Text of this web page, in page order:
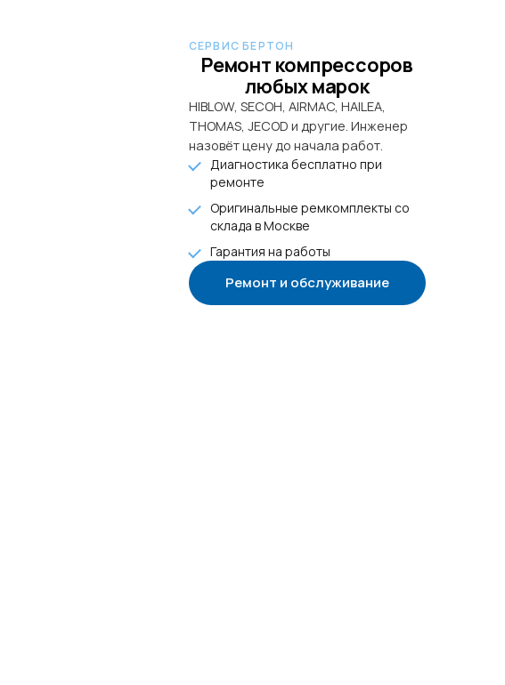
СЕРВИС БЕРТОН
Ремонт компрессоров
любых марок
HIBLOW, SECOH, AIRMAC, HAILEA,
THOMAS, JECOD и другие. Инженер
назовёт цену до начала работ.
Диагностика бесплатно при
ремонте
Оригинальные ремкомплекты со
склада в Москве
Гарантия на работы
Ремонт и обслуживание